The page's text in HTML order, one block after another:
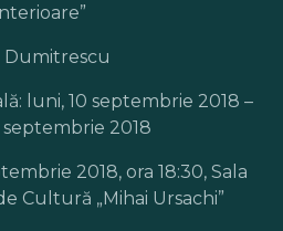
Dumitrescu
luni, 10 septembrie 2018 –
2018
2018, ora 18:30, Sala
Cultură „Mihai Ursachi”